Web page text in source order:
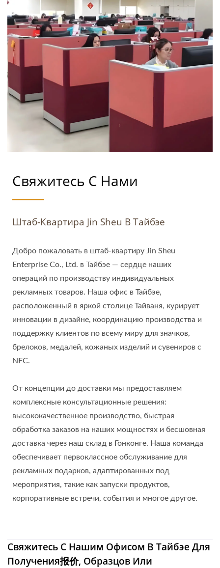
Свяжитесь С Нами
Штаб-Квартира Jin Sheu В Тайбэе
Добро пожаловать в штаб-квартиру Jin Sheu
Enterprise Co., Ltd. в Тайбэе — сердце наших
операций по производству индивидуальных
рекламных товаров. Наша офис в Тайбэе,
расположенный в яркой столице Тайваня, курирует
инновации в дизайне, координацию производства и
поддержку клиентов по всему миру для значков,
брелоков, медалей, кожаных изделий и сувениров с
NFC.
От концепции до доставки мы предоставляем
комплексные консультационные решения:
высококачественное производство, быстрая
обработка заказов на наших мощностях и бесшовная
доставка через наш склад в Гонконге. Наша команда
обеспечивает первоклассное обслуживание для
рекламных подарков, адаптированных под
мероприятия, такие как запуски продуктов,
корпоративные встречи, события и многое другое.
Свяжитесь С Нашим Офисом В Тайбэе Для
Получения报价, Образцов Или